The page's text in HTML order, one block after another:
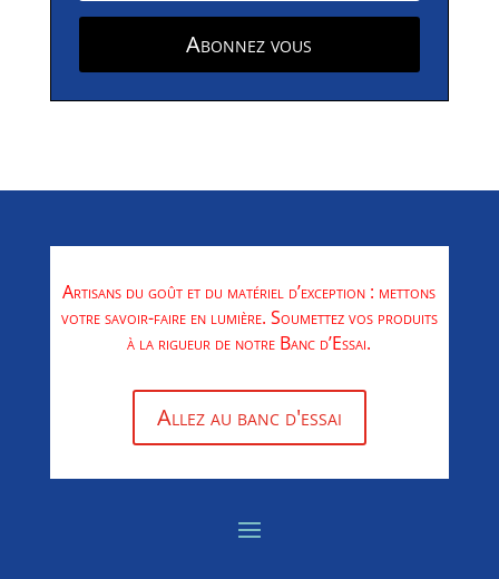
Abonnez vous
Artisans du goût et du matériel d’exception : mettons
votre savoir-faire en lumière. Soumettez vos produits
à la rigueur de notre Banc d’Essai.
Allez au banc d'essai